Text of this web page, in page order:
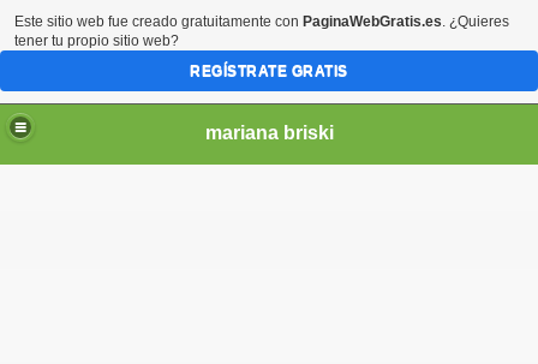
mariana briski
Este sitio web fue creado gratuitamente con PaginaWebGratis.es. ¿Quieres
tener tu propio sitio web?
REGÍSTRATE GRATIS